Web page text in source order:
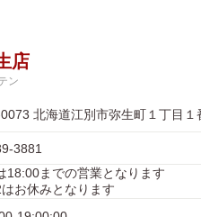
店
ン
北海道江別市弥生町１丁目１
3881
18:00までの営業となります
お休みとなります